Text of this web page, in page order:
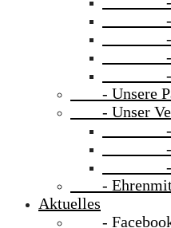
-
-
-
-
- Unsere
- Unser
-
-
-
-
Aktuelles
-